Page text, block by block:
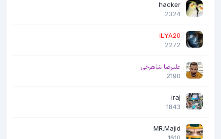
hacker
2324
ILYA20
2272
علیرضا شاهرخی
2190
iraj
1843
MR.Majid